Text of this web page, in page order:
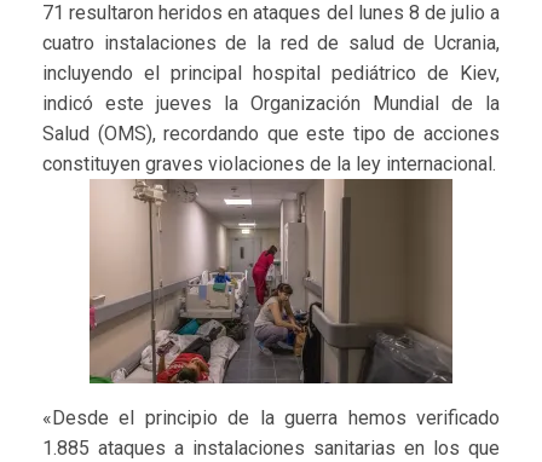
71 resultaron heridos en ataques del lunes 8 de julio a
cuatro instalaciones de la red de salud de Ucrania,
incluyendo el principal hospital pediátrico de Kiev,
indicó este jueves la Organización Mundial de la
Salud (OMS), recordando que este tipo de acciones
constituyen graves violaciones de la ley internacional.
«Desde el principio de la guerra hemos verificado
1.885 ataques a instalaciones sanitarias en los que